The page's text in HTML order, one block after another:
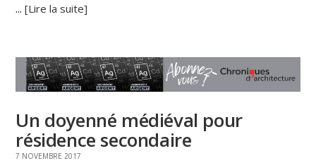
...[Lire la suite]
Un doyenné médiéval pour
résidence secondaire
7 NOVEMBRE 2017